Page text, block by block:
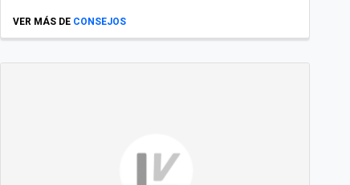
VER MÁS DE CONSEJOS